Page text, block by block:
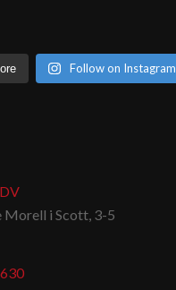
Follow on Instagram
Morell i Scott, 3-5